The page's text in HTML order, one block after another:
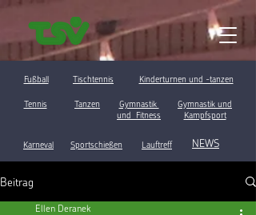
Fußball Tischtennis Kinderturnen und -tanzen
Tennis Tanzen
Gymnastik
und Fitness
Gymnastik und
Kampfsport
Karneval Sportschießen Lauftreff NEWS
Beitrag
Ellen Deranek